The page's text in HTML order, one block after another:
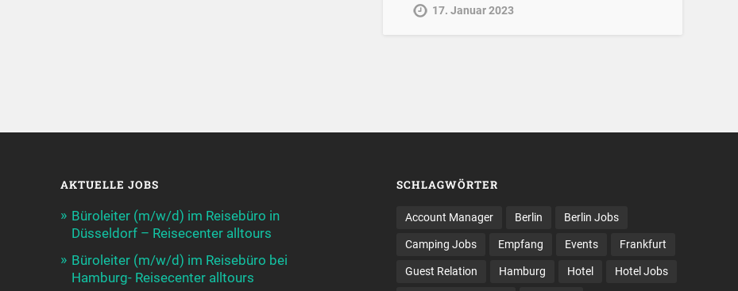
17. Januar 2023
AKTUELLE JOBS
Büroleiter (m/w/d) im Reisebüro in
Düsseldorf – Reisecenter alltours
Büroleiter (m/w/d) im Reisebüro bei
Hamburg- Reisecenter alltours
SCHLAGWÖRTER
Account Manager Berlin Berlin Jobs
Camping Jobs Empfang Events Frankfurt
Guest Relation Hamburg Hotel Hotel Jobs